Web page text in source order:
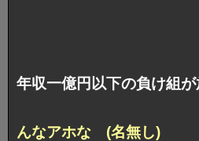
年収一億円以下の負け組
んなアホな (名無し)